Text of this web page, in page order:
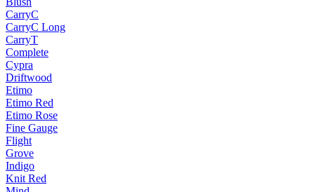
CarryC
CarryC Long
CarryT
Complete
Cypra
Driftwood
Etimo
Etimo Red
Etimo Rose
Fine Gauge
Flight
Grove
Indigo
Knit Red